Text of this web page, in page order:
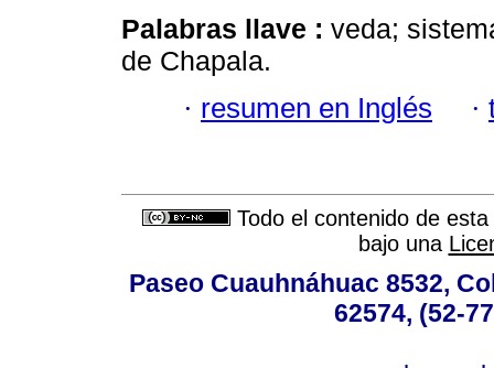
Palabras llave : veda;
de Chapala.
· resumen en Inglés ·
Todo el contenido de
bajo una
Paseo Cuauhnáhuac 8532,
62574, (52-